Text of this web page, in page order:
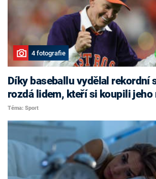
4 fotografie
Díky baseballu vydělal rekordní
rozdá lidem, kteří si koupili jeho
Téma: Sport